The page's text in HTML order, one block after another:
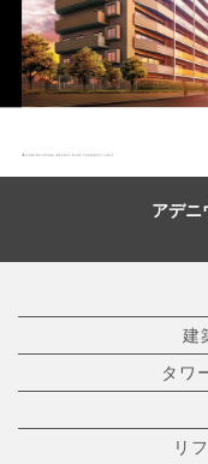
アデニ
建
タワ
リ